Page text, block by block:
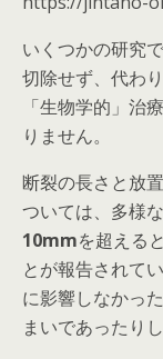
いくつかの研究
切除せず、代わ
「生物学的」治
りません。
断裂の長さと放
ついては、多様
10mmを超える
とが報告されて
に影響しなかっ
まいであったり